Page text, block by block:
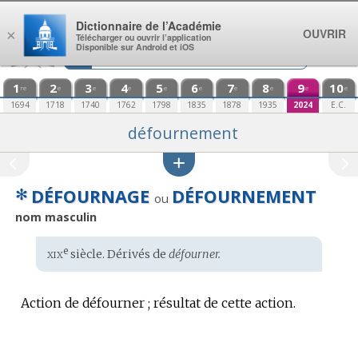
Aller au contenu
1 re
1694
2e
1718
3e
1740
4e
1762
5e
1798
6e
1835
7e
1878
8e
1935
9e
2024
10e
E.C.
défournement
✻ DÉFOURNAGE ou DÉFOURNEMENT
nom masculin
Étymologie
:
xixesiècle. Dérivés de défourner.
Action de défourner ; résultat de cette action.
×
Dictionnaire de l’Académie
Télécharger ou ouvrir l’application
Disponible sur Android et iOS
OUVRIR